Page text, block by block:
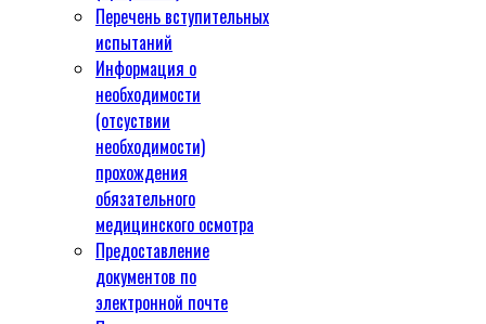
Перечень вступительных
испытаний
Информация о
необходимости
(отсуствии
необходимости)
прохождения
обязательного
медицинского осмотра
Предоставление
документов по
электронной почте